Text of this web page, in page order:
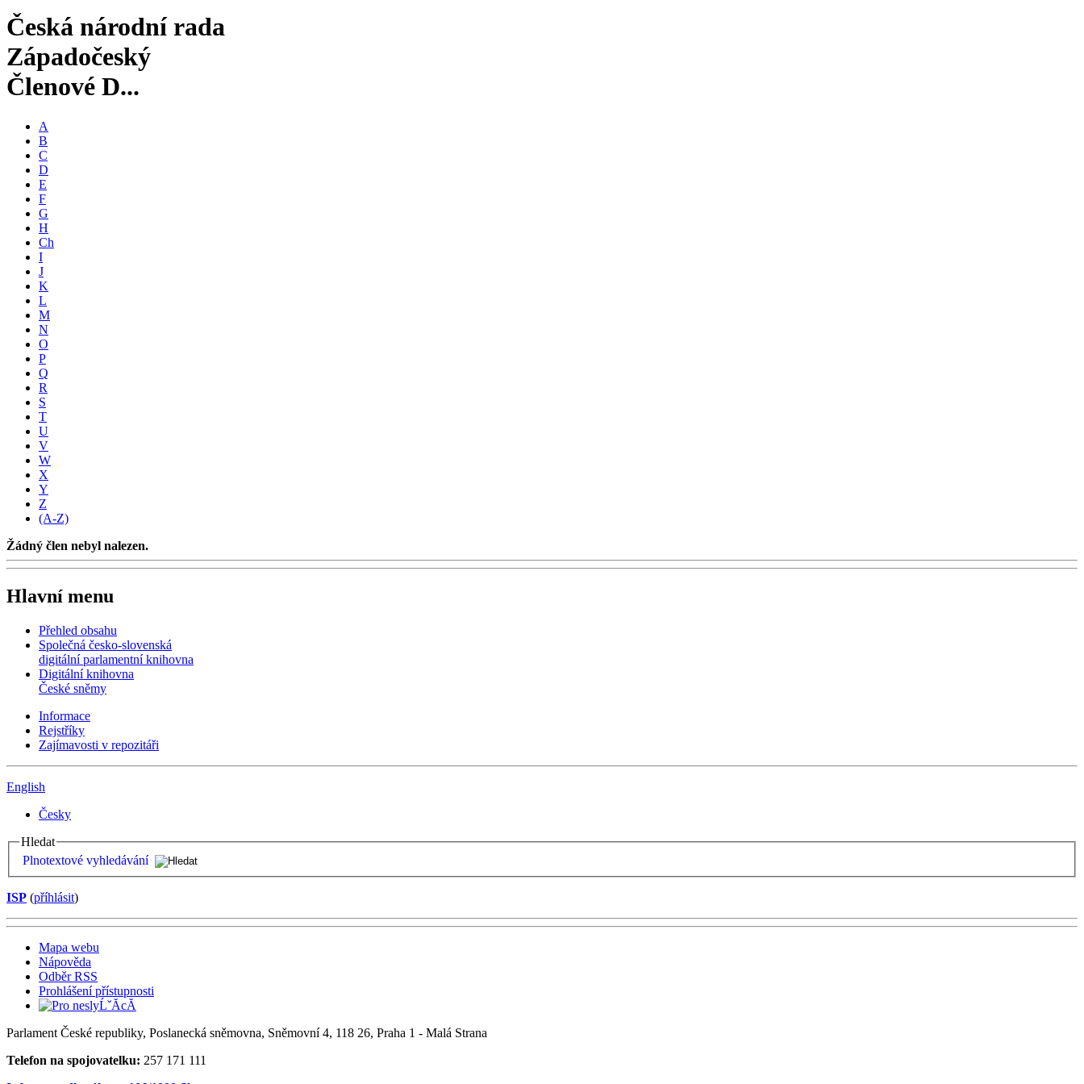
Česká národní rada
Západočeský
Členové D...
A
B
C
D
E
F
G
H
Ch
I
J
K
L
M
N
O
P
Q
R
S
T
U
V
W
X
Y
Z
(A-Z)
Žádný člen nebyl nalezen.
Hlavní menu
Přehled obsahu
Společná česko-slovenská
digitální parlamentní knihovna
Digitální knihovna
České sněmy
Informace
Rejstříky
Zajímavosti v repozitáři
English
Česky
Hledat
Plnotextové vyhledávání
ISP (příhlásit)
Mapa webu
Nápověda
Odběr RSS
Prohlášení přístupnosti
Parlament České republiky, Poslanecká sněmovna, Sněmovní 4, 118 26, Praha 1 - Malá Strana
Telefon na spojovatelku: 257 171 111